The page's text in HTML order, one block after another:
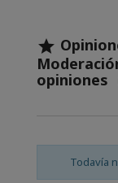

opiniones
Todavía